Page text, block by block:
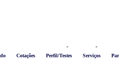
- -
Cotações Perfil/Testes Serviços